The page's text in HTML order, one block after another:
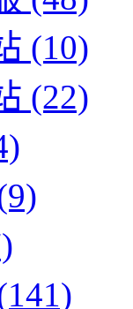
(10)
(22)